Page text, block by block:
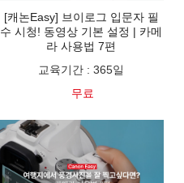
[캐논Easy] 브이로그 입문자 필
수 시청! 동영상 기본 설정 | 카메
라 사용법 7편
교육기간 : 365일
무료